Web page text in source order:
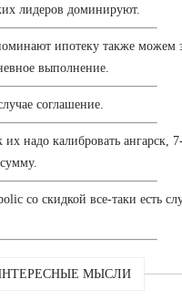
лидеров доминируют.
ипотеку также можем
выполнение.
соглашение.
их надо калибровать ангарск,
со скидкой все-таки есть
МЫСЛИ